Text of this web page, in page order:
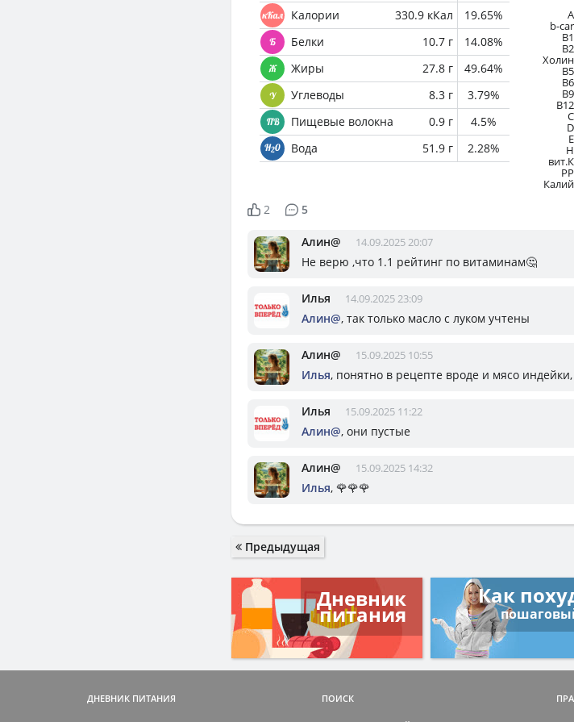
Калории
330.9 кКал
19.65%
Белки
10.7 г
14.08%
Жиры
27.8 г
49.64%
Углеводы
8.3 г
3.79%
Пищевые волокна
0.9 г
4.5%
Вода
51.9 г 2.28%
A
b-car
В1
B2
Холин
B5
B6
B9
B12
C
D
E
H
вит.К
PP
Калий
2 5
Алин@ 14.09.2025 20:07
Не верю ,что 1.1 рейтинг по витаминам🤔
Илья 14.09.2025 23:09
Алин@, так только масло с луком учтены
Алин@ 15.09.2025 10:55
Илья, понятно в рецепте вроде и мясо
Илья 15.09.2025 11:22
Алин@, они пустые
Алин@ 15.09.2025 14:32
Илья, 🌹🌹🌹
Предыдущая
Дневник
питания
Как
ДНЕВНИК ПИТАНИЯ ПОИСК